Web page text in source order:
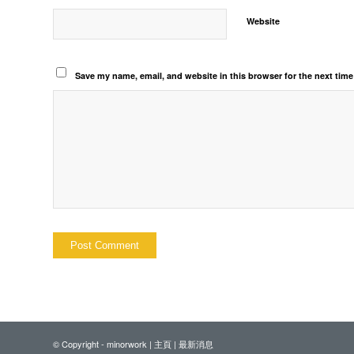
Website
Save my name, email, and website in this browser for the next
© Copyright - minorwork | 主頁 | 最新消息